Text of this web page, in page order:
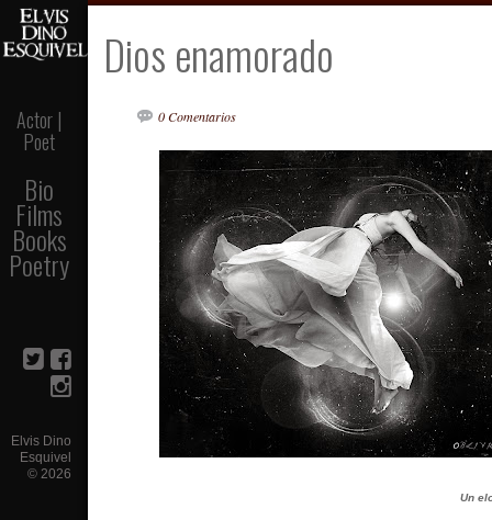
Actor |
Poet
Bio
Films
Books
Poetry
Elvis Dino
Esquivel
© 2026
Dios enamorado
0 Comentarios
Un